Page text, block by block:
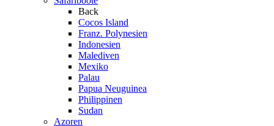
Back
Cocos Island
Franz. Polynesien
Indonesien
Malediven
Mexiko
Palau
Papua Neuguinea
Philippinen
Sudan
Azoren